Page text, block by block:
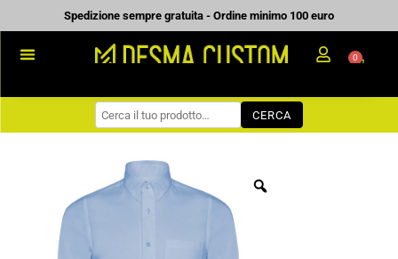
al
contenuto
Spedizione sempre gratuita - Ordine minimo 100 euro
WORKWEAR
COME ORDINARE
PREVENTIVI
CHI SIAMO
0
CERCA